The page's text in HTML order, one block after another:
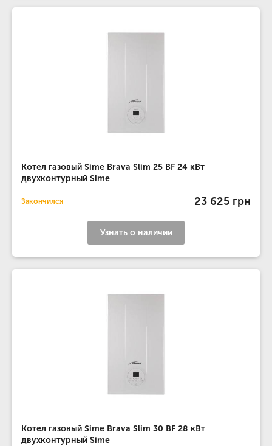
Котел газовый Sime Brava Slim 25 BF 24 кВт
двухконтурный Sime
Закончился 23 625 грн
Узнать о наличии
Котел газовый Sime Brava Slim 30 BF 28 кВт
двухконтурный Sime